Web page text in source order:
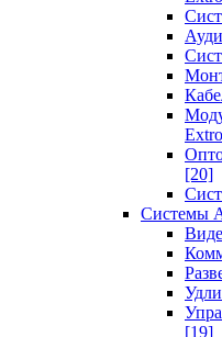
[20]
Системы
[19]